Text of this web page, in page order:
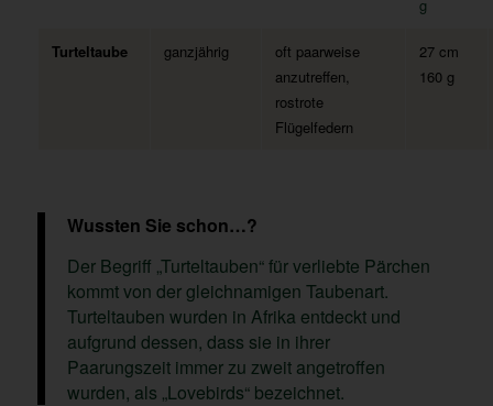
g
Turteltaube ganzjährig
oft paarweise
anzutreffen,
rostrote
Flügelfedern
27 cm
160 g
Wussten Sie schon…?
Der Begriff „Turteltauben“ für verliebte Pärchen
kommt von der gleichnamigen Taubenart.
Turteltauben wurden in Afrika entdeckt und
aufgrund dessen, dass sie in ihrer
Paarungszeit immer zu zweit angetroffen
wurden, als „Lovebirds“ bezeichnet.